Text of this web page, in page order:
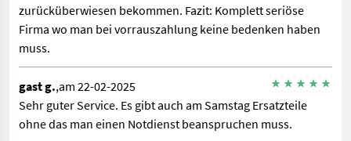
zurücküberwiesen bekommen. Fazit: Komplett seriöse
Firma wo man bei vorrauszahlung keine bedenken haben
muss.
gast g.,am 22-02-2025
Sehr guter Service. Es gibt auch am Samstag Ersatzteile
ohne das man einen Notdienst beanspruchen muss.